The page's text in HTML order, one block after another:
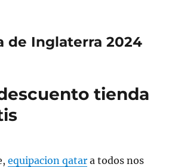
de Inglaterra 2024
tienda
equipacion qatar a todos nos